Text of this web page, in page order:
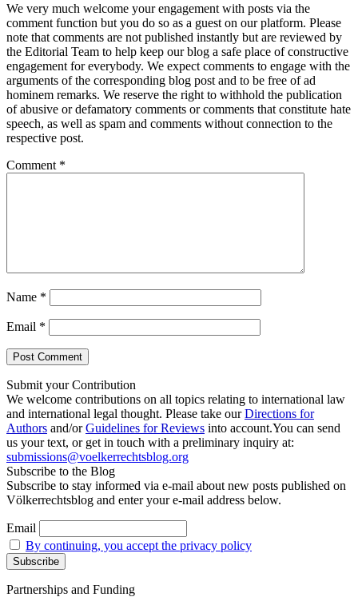
We very much welcome your engagement with posts via the
comment function but you do so as a guest on our platform. Please
note that comments are not published instantly but are reviewed by
the Editorial Team to help keep our blog a safe place of constructive
engagement for everybody. We expect comments to engage with the
arguments of the corresponding blog post and to be free of ad
hominem remarks. We reserve the right to withhold the publication
of abusive or defamatory comments or comments that constitute hate
speech, as well as spam and comments without connection to the
respective post.
Comment *
Name *
Email *
Submit your Contribution
We welcome contributions on all topics relating to international law
and international legal thought. Please take ourDirections for
Authors and/orGuidelines for Reviews into account.You can send
us your text, or get in touch with a preliminary inquiry at:
submissions@voelkerrechtsblog.org
Subscribe to the Blog
Subscribe to stay informed via e-mail about new posts published on
Völkerrechtsblog and enter your e-mail address below.
Email
By continuing, you accept the privacy policy
Partnerships and Funding